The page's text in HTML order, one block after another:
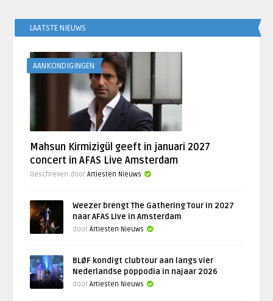
LAATSTE NIEUWS
AANKONDIGINGEN
Mahsun Kirmizigül geeft in januari 2027
concert in AFAS Live Amsterdam
Geschreven doorArtiesten Nieuws
Weezer brengt The Gathering Tour in 2027
naar AFAS Live in Amsterdam
doorArtiesten Nieuws
BLØF kondigt clubtour aan langs vier
Nederlandse poppodia in najaar 2026
doorArtiesten Nieuws